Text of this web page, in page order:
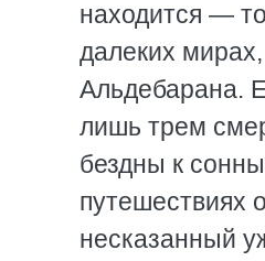
находится —
далеких
Альдебарана.
лишь трем
бездны к
путешествиях
несказанный